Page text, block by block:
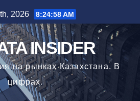
2026 8:25:00 AM
INSIDER
на рынках Казахстана. В
цифрах.